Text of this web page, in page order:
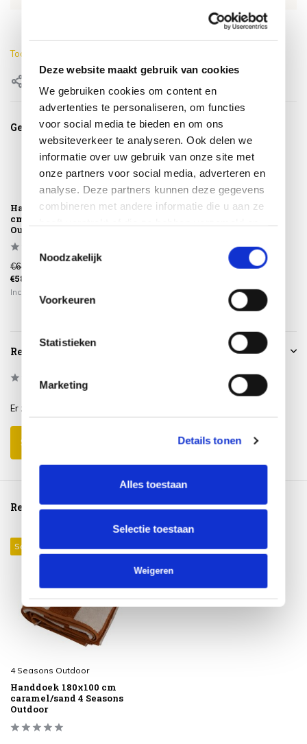
Deze website maakt gebruik van cookies
We gebruiken cookies om content en
advertenties te personaliseren, om functies
voor social media te bieden en om ons
websiteverkeer te analyseren. Ook delen we
informatie over uw gebruik van onze site met
onze partners voor social media, adverteren en
analyse. Deze partners kunnen deze gegevens
combineren met andere informatie die u aan ze
Noodzakelijk
Voorkeuren
Statistieken
Marketing
Details tonen
Alles toestaan
Selectie toestaan
Weigeren
Toon meer
Gerelateerde producten
Handdoek 180x100
cm taupe 4 Seasons
Outdoor
€69,00
€58,50
Incl. btw
Handdoek 180x100
Outdoor
Reviews
Er zijn nog geen reviews geschreven over dit product..
Schrijf je eigen review
Reeds bekeken
Sale 16%
4 Seasons Outdoor
Handdoek 180x100 cm
caramel/sand 4 Seasons
Outdoor